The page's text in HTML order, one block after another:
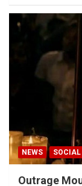
NEWS SOCIAL
Outrage